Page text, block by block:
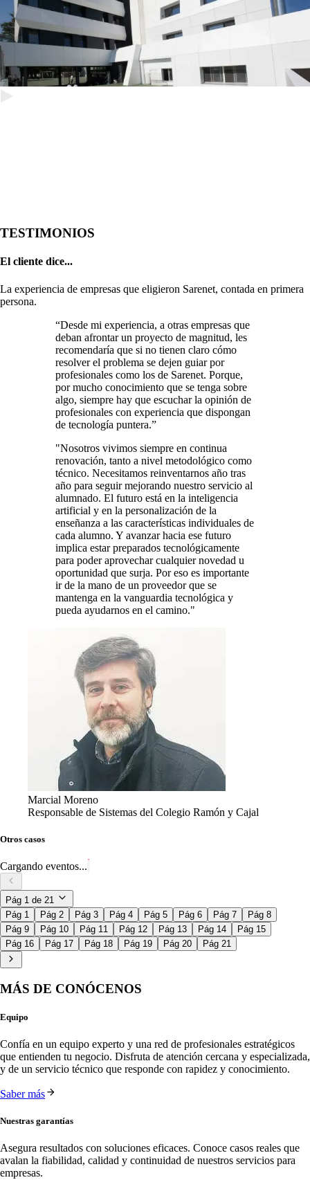
TESTIMONIOS
El cliente dice...
La experiencia de empresas que eligieron Sarenet, contada en primera
persona.
“Desde mi experiencia, a otras empresas que
deban afrontar un proyecto de magnitud, les
recomendaría que si no tienen claro cómo
resolver el problema se dejen guiar por
profesionales como los de Sarenet. Porque,
por mucho conocimiento que se tenga sobre
algo, siempre hay que escuchar la opinión de
profesionales con experiencia que dispongan
de tecnología puntera.”
"Nosotros vivimos siempre en continua
renovación, tanto a nivel metodológico como
técnico. Necesitamos reinventarnos año tras
año para seguir mejorando nuestro servicio al
alumnado. El futuro está en la inteligencia
artificial y en la personalización de la
enseñanza a las características individuales de
cada alumno. Y avanzar hacia ese futuro
implica estar preparados tecnológicamente
para poder aprovechar cualquier novedad u
oportunidad que surja. Por eso es importante
ir de la mano de un proveedor que se
mantenga en la vanguardia tecnológica y
pueda ayudarnos en el camino."
Marcial Moreno
Responsable de Sistemas del Colegio Ramón y Cajal
Otros casos
Cargando eventos...
Pág 1 de 21
Pág 1
Pág 2 Pág 3 Pág 4 Pág 5 Pág 6 Pág 7
Pág 8
Pág 9
Pág 10 Pág 11 Pág 12 Pág 13 Pág 14
Pág 15
Pág 16
Pág 17 Pág 18 Pág 19 Pág 20 Pág 21
MÁS DE CONÓCENOS
Equipo
Confía en un equipo experto y una red de profesionales estratégicos
que entienden tu negocio. Disfruta de atención cercana y especializada,
y de un servicio técnico que responde con rapidez y conocimiento.
Saber más
Nuestras garantías
Asegura resultados con soluciones eficaces. Conoce casos reales que
avalan la fiabilidad, calidad y continuidad de nuestros servicios para
empresas.